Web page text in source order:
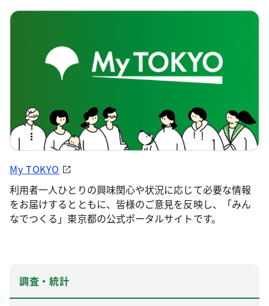
My TOKYO
利用者一人ひとりの興味関心や状況に応じて必要な情報
をお届けするとともに、皆様のご意見を反映し、「みん
なでつくる」東京都の公式ポータルサイトです。
調査・統計